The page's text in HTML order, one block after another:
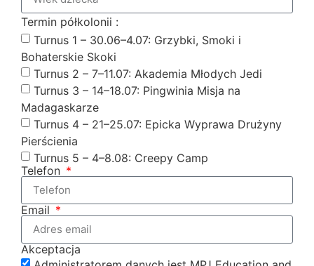
Termin półkolonii :
Turnus 1 – 30.06–4.07: Grzybki, Smoki i
Bohaterskie Skoki
Turnus 2 – 7–11.07: Akademia Młodych Jedi
Turnus 3 – 14–18.07: Pingwinia Misja na
Madagaskarze
Turnus 4 – 21–25.07: Epicka Wyprawa Drużyny
Pierścienia
Turnus 5 – 4–8.08: Creepy Camp
Telefon
Email
Akceptacja